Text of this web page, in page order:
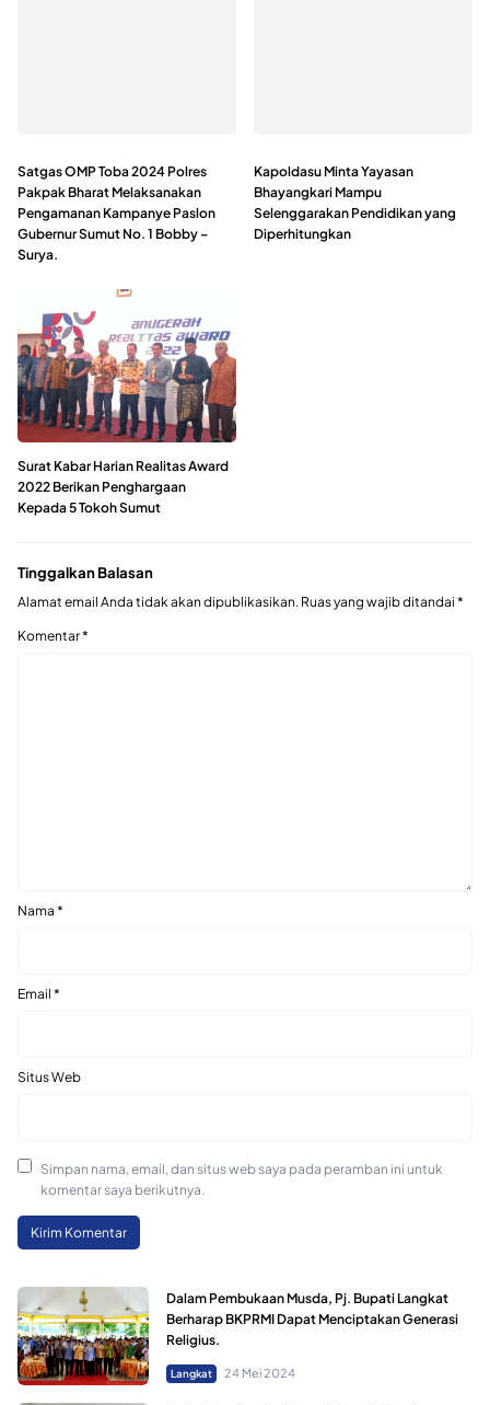
Satgas OMP Toba 2024 Polres
Pakpak Bharat Melaksanakan
Pengamanan Kampanye Paslon
Gubernur Sumut No. 1 Bobby –
Surya.
Kapoldasu Minta Yayasan
Bhayangkari Mampu
Selenggarakan Pendidikan yang
Diperhitungkan
Surat Kabar Harian Realitas Award
2022 Berikan Penghargaan
Kepada 5 Tokoh Sumut
Tinggalkan Balasan
Alamat email Anda tidak akan dipublikasikan. Ruas yang wajib ditandai *
Komentar*
Nama *
Email *
Situs Web
Simpan nama, email, dan situs web saya pada peramban ini untuk
komentar saya berikutnya.
Dalam Pembukaan Musda, Pj. Bupati Langkat
Berharap BKPRMI Dapat Menciptakan Generasi
Religius.
Langkat 24 Mei 2024